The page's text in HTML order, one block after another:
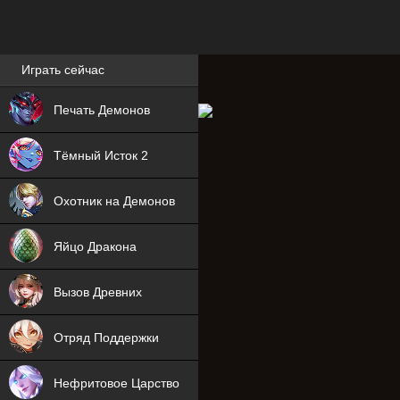
Лучшие игры онлайн
Играть сейчас
Печать Демонов
NEW
Тёмный Исток 2
NEW
Охотник на Демонов
ХИТ
Яйцо Дракона
NEW
Вызов Древних
ХИТ
Отряд Поддержки
ХИТ
Нефритовое Царство